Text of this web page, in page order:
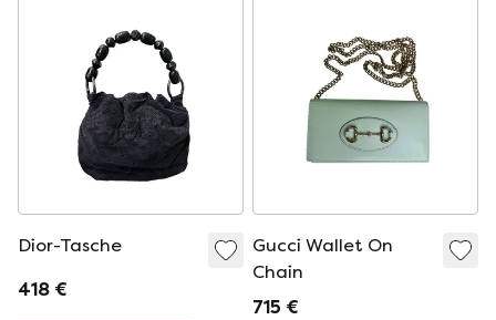
Dior-Tasche
418 €
Gucci Wallet On
Chain
715 €